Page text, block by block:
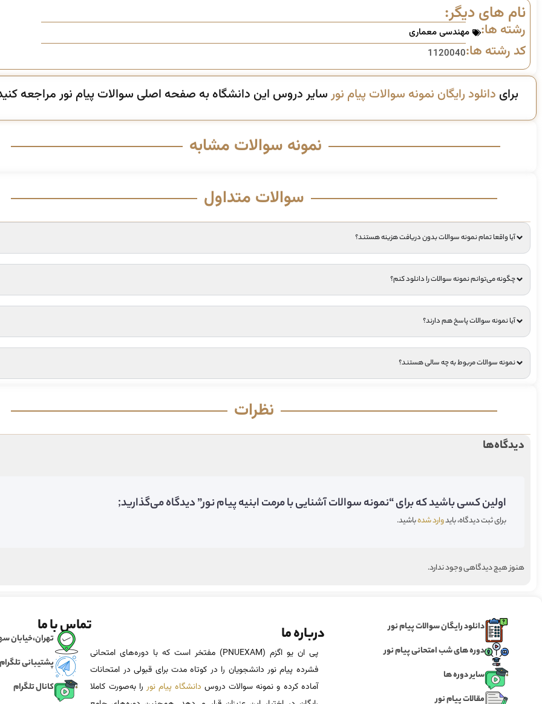
نام های دیگر:
رشته ها: مهندسی معماری
کد رشته ها:1120040
برای دانلود رایگان نمونه سوالات پیام نورسایر دروس این دانشگاه به صفحه اصلی سوالات پیام نور مراجعه
نمونه سوالات مشابه
سوالات متداول
آیا واقعا تمام نمونه سوالات بدون دریافت هزینه هستند؟
چگونه می‌توانم نمونه سوالات را دانلود کنم؟
آیا نمونه سوالات پاسخ هم دارند؟
نمونه سوالات مربوط به چه سالی هستند؟
نظرات
دیدگاه‌ها
اولین کسی باشید که برای “نمونه سوالات آشنایی با مرمت ابنیه پیام نور” دیدگاه می‌گذارید;
برای ثبت دیدگاه، بایدوارد شدهباشید.
هنوز هیچ دیدگاهی وجود ندارد.
دانلود رایگان سوالات پیام نور
دوره های شب امتحانی پیام نور
سایر دوره ها
مقالات پیام نور
درباره ما
پی ان یو اگزم (PNUEXAM) مفتخر است که با دوره‌های امتحانی
فشرده پیام نور دانشجویان را در کوتاه مدت برای قبولی در امتحانات
آماده‌ کرده و نمونه سوالات دروس دانشگاه پیام نور را به‌صورت کاملا
تماس با ما
تهران،خیابان
پشتیبانی تلگرام
کانال تلگرام